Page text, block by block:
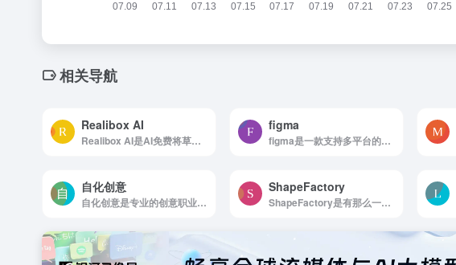
相关导航
Realibox AI
Realibox AI是AI免费将草图/模型生成3D渲染图
figma
figma是一款支持多平台的UI/UX设计网站
自化创意
自化创意是专业的创意职业技能在线学习平台
ShapeFactory
ShapeFactory是有那么一个设计工具，既能节...